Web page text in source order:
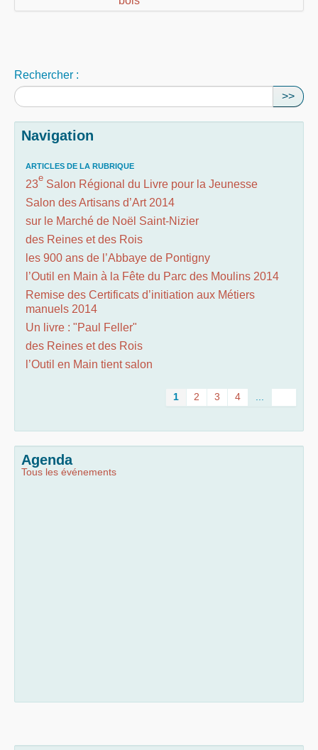
Rechercher :
>>
Navigation
ARTICLES DE LA RUBRIQUE
23
e
Salon Régional du Livre pour la Jeunesse
Salon des Artisans d’Art 2014
sur le Marché de Noël Saint-Nizier
des Reines et des Rois
les 900 ans de l’Abbaye de Pontigny
l’Outil en Main à la Fête du Parc des Moulins 2014
Remise des Certificats d’initiation aux Métiers
manuels 2014
Un livre : "Paul Feller"
des Reines et des Rois
l’Outil en Main tient salon
1 2 3 4
Agenda
Tous les événements